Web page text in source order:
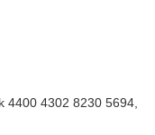
4400 4302 8230 5694,